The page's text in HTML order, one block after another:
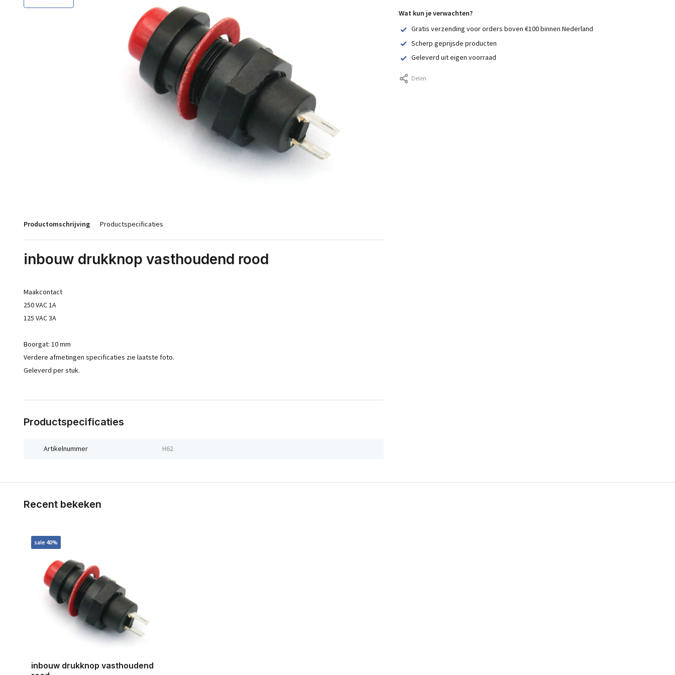
Productomschrijving Productspecificaties
inbouw drukknop vasthoudend rood
Maakcontact
250 VAC 1A
125 VAC 3A
Boorgat: 10 mm
Verdere afmetingen specificaties zie laatste foto.
Geleverd per stuk.
Productspecificaties
Artikelnummer H62
Wat kun je verwachten?
Gratis verzending voor orders boven €100 binnen Nederland
Scherp geprijsde producten
Geleverd uit eigen voorraad
Delen
Recent bekeken
sale 40%
inbouw drukknop vasthoudend